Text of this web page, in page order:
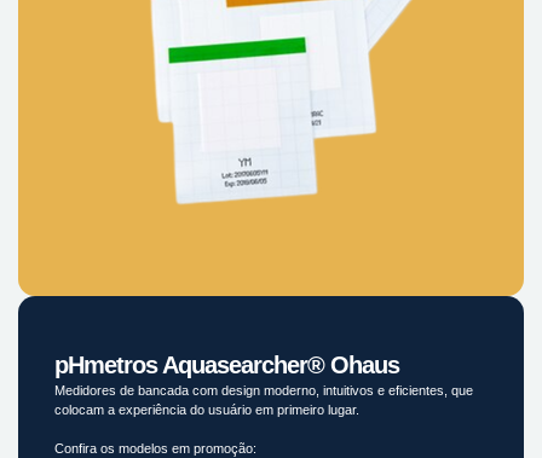
pHmetros Aquasearcher® Ohaus
Medidores de bancada com design moderno, intuitivos e eficientes, que
colocam a experiência do usuário em primeiro lugar.
Confira os modelos em promoção: